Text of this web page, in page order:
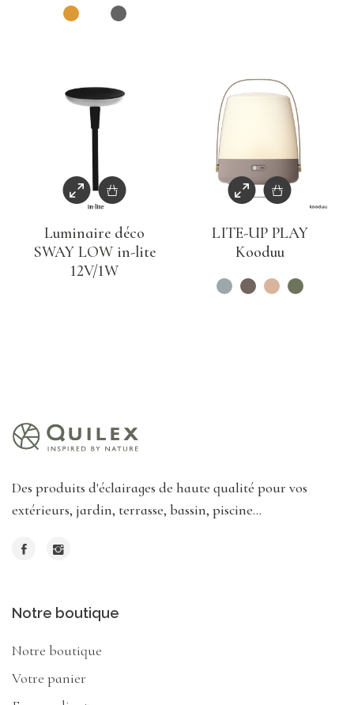
Luminaire déco
SWAY LOW in-lite
12V/1W
LITE-UP PLAY
Kooduu
Des produits d'éclairages de haute qualité pour vos
extérieurs, jardin, terrasse, bassin, piscine...
Notre boutique
Notre boutique
Votre panier